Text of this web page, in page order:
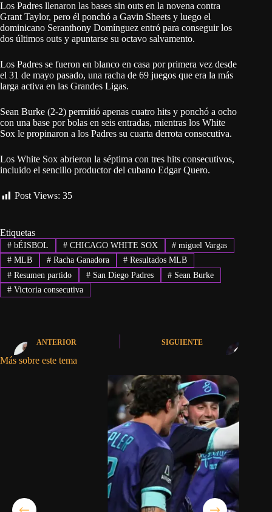
Los Padres llenaron las bases sin outs en la novena contra
Grant Taylor, pero él ponchó a Gavin Sheets y luego el
dominicano Seranthony Domínguez entró para conseguir los
dos últimos outs y apuntarse su octavo salvamento.
Los Padres se fueron en blanco en casa por primera vez desde
el 31 de mayo pasado, una racha de 69 juegos que era la más
larga activa en las Grandes Ligas.
Sean Burke (2-2) permitió apenas cuatro hits y ponchó a ocho
con una base por bolas en seis entradas, mientras los White
Sox le propinaron a los Padres su cuarta derrota consecutiva.
Los White Sox abrieron la séptima con tres hits consecutivos,
incluido el sencillo productor del cubano Edgar Quero.
Post Views: 35
Etiquetas
#bÉISBOL #CHICAGO WHITE SOX # miguel Vargas
#MLB #Racha Ganadora # Resultados MLB
#Resumen partido #San Diego Padres # Sean Burke
#Victoria consecutiva
ANTERIOR SIGUIENTE
Más sobre este tema